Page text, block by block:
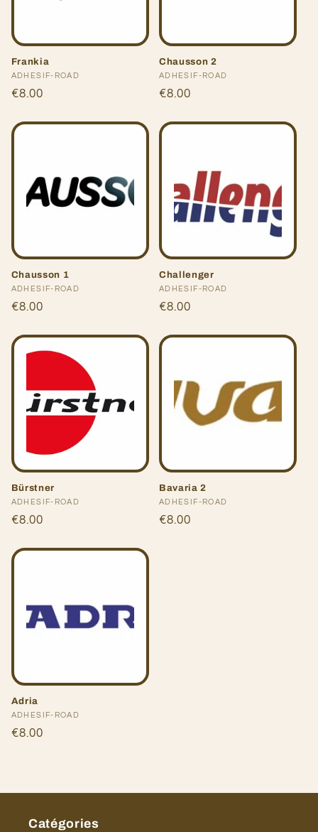
Frankia
Fournisseur :
ADHESIF-ROAD
Prix
€8.00
Chausson 2
Fournisseur :
ADHESIF-ROAD
Prix
€8.00
Chausson 1
Fournisseur :
ADHESIF-ROAD
Prix
€8.00
Challenger
Fournisseur :
ADHESIF-ROAD
Prix
€8.00
Bürstner
Fournisseur :
ADHESIF-ROAD
Prix
€8.00
Bavaria 2
Fournisseur :
ADHESIF-ROAD
Prix
€8.00
Adria
Fournisseur :
ADHESIF-ROAD
Prix
€8.00
Catégories